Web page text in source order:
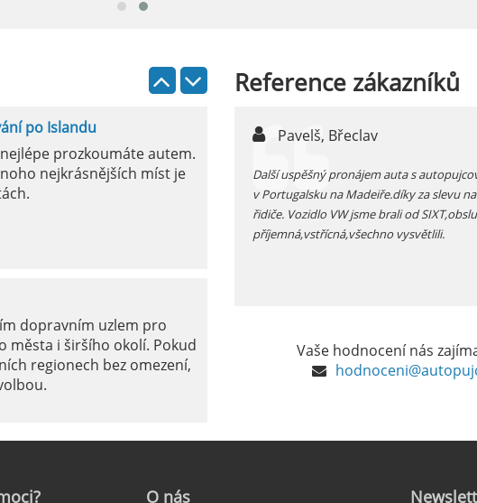
po Islandu
prozkoumáte autem.
nejkrásnějších míst je
dopravním uzlem pro
města i širšího okolí. Pokud
regionech bez omezení,
letiště Marseille-
Referencezákazníků
jížním Španělsku zkontrolujte si před
v létě je tam fakt vedro...
Pavelš, Břeclav
Další uspěšný pronájem auta s
v Portugalsku na Madeiře.díky za slevu
řidiče. Vozidlo VW jsme brali od
příjemná,vstřícná,všechno vysvětlili.
Vaše hodnocení nás
O nás